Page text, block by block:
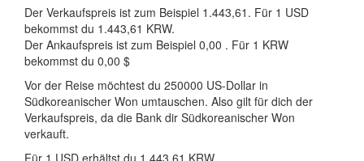
Der Verkaufspreis ist zum Beispiel 1.443,61. Für 1 USD
bekommst du 1.443,61 KRW.
Der Ankaufspreis ist zum Beispiel 0,00 . Für 1 KRW
bekommst du 0,00 $
Vor der Reise möchtest du 250000 US-Dollar in
Südkoreanischer Won umtauschen. Also gilt für dich der
Verkaufspreis, da die Bank dir Südkoreanischer Won
verkauft.
Für 1 USD erhältst du 1.443,61 KRW.